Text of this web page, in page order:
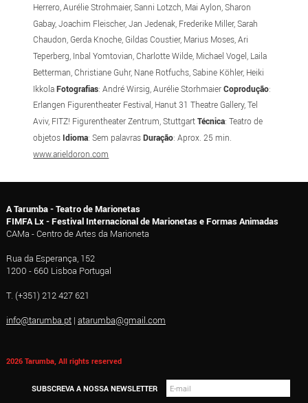
Herrero, Aurélie Strohmaier, Sanni Lotzch, Mai Aylon, Sharon
Gabay, Joachim Fleischer, Jan Jedenak, Frederike Miller, Sarah
Chaudon, Gerda Knoche, Gildas Coustier, Marius Moses, Ari
Teperberg, Inbal Yomtovian, Charlotte Wilde, Michael Vogel, Laila
Betterman, Christiane Guhr, Nane Rotfuchs, Sabine Köhler, Heiki
IkkolaFotografias: André Wirsig, Aurélie StorhmaierCoprodução:
Erlangen Figurentheater Festival, Hanut 31 Theatre Gallery, Tel
Aviv, FITZ! Figurentheater Zentrum, StuttgartTécnica: Teatro de
objetos Idioma: Sem palavrasDuração: Aprox. 25 min.
www.arieldoron.com
A Tarumba - Teatro de Marionetas
FIMFA Lx - Festival Internacional de Marionetas e Formas Animadas
CAMa - Centro de Artes da Marioneta
Rua da Esperança, 152
1200 - 660 Lisboa Portugal
T. (+351) 212 427 621
info@tarumba.pt| atarumba@gmail.com
2026 Tarumba, All rights reserved
SUBSCREVA A NOSSA NEWSLETTER